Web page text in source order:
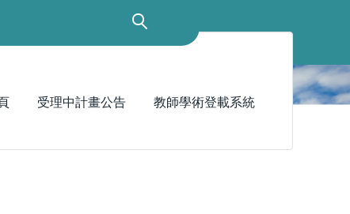
受理中計畫公告 教師學術登載系統